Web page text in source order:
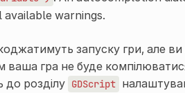
warnings.
запуску гри, але
гра не буде
до розділу GDScript